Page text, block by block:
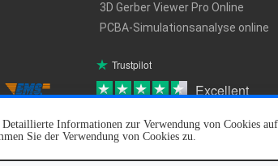
Informationen zur Verwendung von Cookies
Sie der Verwendung von Cookies zu.
3D Gerber Viewer Pro Online
PCBA-Simulationsanalyse online
Trustpilot
Excellent
©2015 - 2024 AiPCBA, Alle Rechte vorbehalten